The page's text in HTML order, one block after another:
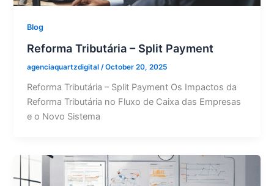
Blog
Reforma Tributária – Split Payment
agenciaquartzdigital/October 20, 2025
Reforma Tributária – Split Payment Os Impactos da
Reforma Tributária no Fluxo de Caixa das Empresas
e o Novo Sistema